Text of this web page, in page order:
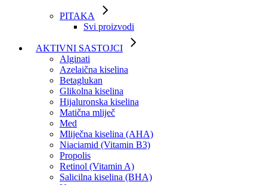
PITAKA
Svi proizvodi
AKTIVNI SASTOJCI
Alginati
Azelaična kiselina
Betaglukan
Glikolna kiselina
Hijaluronska kiselina
Matična mliječ
Med
Mliječna kiselina (AHA)
Niaciamid (Vitamin B3)
Propolis
Retinol (Vitamin A)
Salicilna kiselina (BHA)